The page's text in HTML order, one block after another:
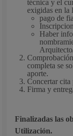
técnica y el
exigidas en la
pago de
Haber
completa se
aporte.
Concertar
Firma y
Finalizadas las
Utilización.